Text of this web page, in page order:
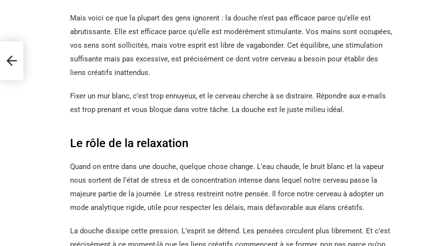
Mais voici ce que la plupart des gens ignorent : la douche n’est pas efficace parce qu’elle est
abrutissante. Elle est efficace parce qu’elle est modérément stimulante. Vos mains sont occupées,
vos sens sont sollicités, mais votre esprit est libre de vagabonder. Cet équilibre, une stimulation
suffisante mais pas excessive, est précisément ce dont votre cerveau a besoin pour établir des
liens créatifs inattendus.
Fixer un mur blanc, c’est trop ennuyeux, et le cerveau cherche à se distraire. Répondre aux e-mails
est trop prenant et vous bloque dans votre tâche. La douche est le juste milieu idéal.
Le rôle de la relaxation
Quand on entre dans une douche, quelque chose change. L’eau chaude, le bruit blanc et la vapeur
nous sortent de l’état de stress et de concentration intense dans lequel notre cerveau passe la
majeure partie de la journée. Le stress restreint notre pensée. Il force notre cerveau à adopter un
mode analytique rigide, utile pour respecter les délais, mais défavorable aux élans créatifs.
La douche dissipe cette pression. L’esprit se détend. Les pensées circulent plus librement. Et c’est